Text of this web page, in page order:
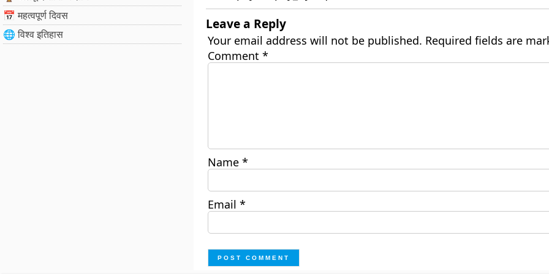
📅 महत्वपूर्ण दिवस
🌐 विश्व इतिहास
Leave a Reply
Your email address will not be published. Required fields are
Comment *
Name *
Email *